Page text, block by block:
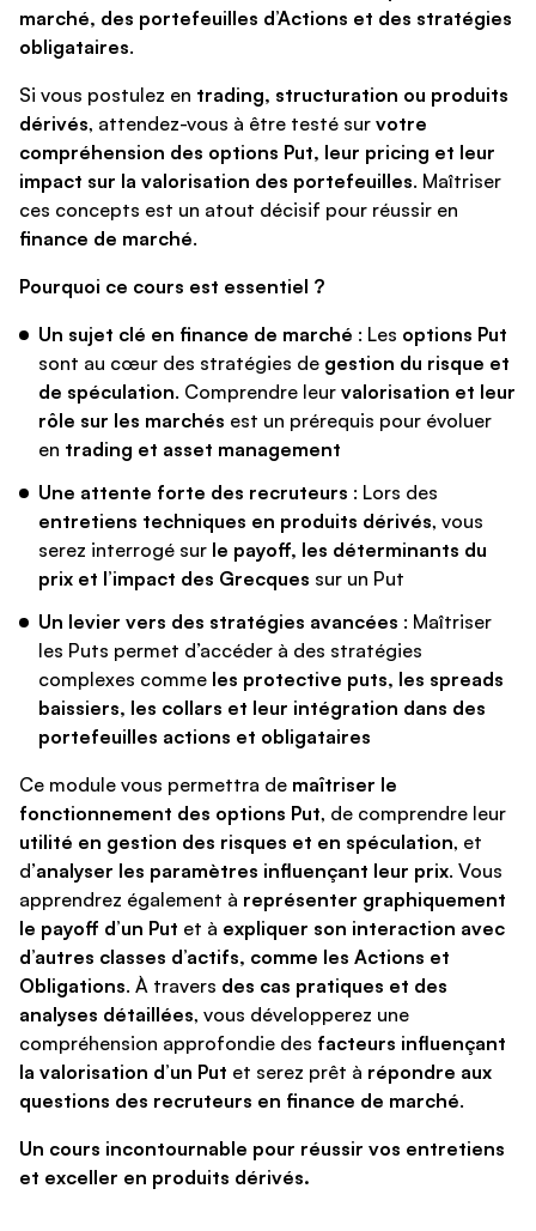
marché, des portefeuilles d’Actions et des stratégies
obligataires.
Si vous postulez en trading, structuration ou produits
dérivés, attendez-vous à être testé sur votre
compréhension des options Put, leur pricing et leur
impact sur la valorisation des portefeuilles. Maîtriser
ces concepts est un atout décisif pour réussir en
finance de marché.
Pourquoi ce cours est essentiel ?
Un sujet clé en finance de marché : Les options Put
sont au cœur des stratégies de gestion du risque et
de spéculation. Comprendre leur valorisation et leur
rôle sur les marchés est un prérequis pour évoluer
en trading et asset management
Une attente forte des recruteurs : Lors des
entretiens techniques en produits dérivés, vous
serez interrogé sur le payoff, les déterminants du
prix et l’impact des Grecques sur un Put
Un levier vers des stratégies avancées : Maîtriser
les Puts permet d’accéder à des stratégies
complexes comme les protective puts, les spreads
baissiers, les collars et leur intégration dans des
portefeuilles actions et obligataires
Ce module vous permettra de maîtriser le
fonctionnement des options Put, de comprendre leur
utilité en gestion des risques et en spéculation, et
d’analyser les paramètres influençant leur prix. Vous
apprendrez également à représenter graphiquement
le payoff d’un Put et à expliquer son interaction avec
d’autres classes d’actifs, comme les Actions et
Obligations. À travers des cas pratiques et des
analyses détaillées, vous développerez une
compréhension approfondie des facteurs influençant
la valorisation d’un Put et serez prêt à répondre aux
questions des recruteurs en finance de marché.
Un cours incontournable pour réussir vos entretiens
et exceller en produits dérivés.